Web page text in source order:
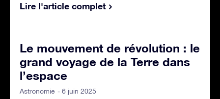
Lire l'article complet
Le mouvement de révolution : le
grand voyage de la Terre dans
l’espace
Astronomie - 6 juin 2025